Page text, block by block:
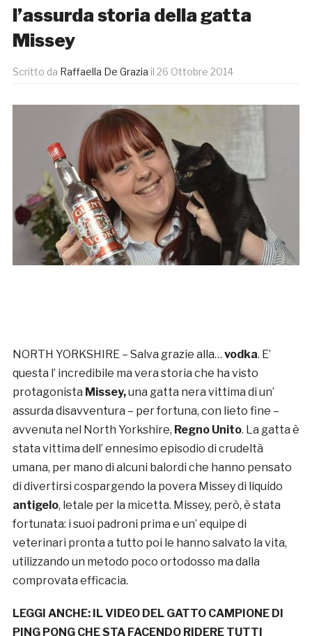
l’assurda storia della gatta
Missey
Scritto da Raffaella De Grazia il 26 Ottobre 2014
NORTH YORKSHIRE – Salva grazie alla… vodka. E’
questa l’ incredibile ma vera storia che ha visto
protagonista Missey,una gatta nera vittima di un’
assurda disavventura – per fortuna, con lieto fine –
avvenuta nel North Yorkshire, Regno Unito. La gatta è
stata vittima dell’ ennesimo episodio di crudeltà
umana, per mano di alcuni balordi che hanno pensato
di divertirsi cospargendo la povera Missey di liquido
antigelo, letale per la micetta. Missey, però, è stata
fortunata: i suoi padroni prima e un’ equipe di
veterinari pronta a tutto poi le hanno salvato la vita,
utilizzando un metodo poco ortodosso ma dalla
comprovata efficacia.
LEGGI ANCHE: IL VIDEO DEL GATTO CAMPIONE DI
PING PONG CHE STA FACENDO RIDERE TUTTI